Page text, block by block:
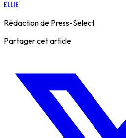
Ellie
Rédaction de Press-Select.
Partager cet article